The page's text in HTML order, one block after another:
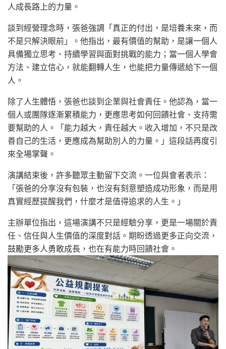
人成長路上的力量。
談到經營理念時，張爸強調「真正的付出，是培養未來，而
不是只解決眼前」。他指出，最有價值的幫助，是讓一個人
具備獨立思考、持續學習與面對挑戰的能力；當一個人學會
方法、建立信心，就能翻轉人生，也能把力量傳遞給下一個
人。
除了人生體悟，張爸也談到企業與社會責任。他認為，當一
個人或團隊逐漸累積能力，更應思考如何回饋社會、支持需
要幫助的人。「能力越大，責任越大。收入增加，不只是改
善自己的生活，更應成為幫助別人的力量。」這段話再度引
來全場掌聲。
演講結束後，許多聽眾主動留下交流。一位與會者表示：
「張爸的分享沒有包裝，也沒有刻意塑造成功形象，而是用
真實經歷提醒我們，什麼才是值得追求的人生。」
主辦單位指出，這場演講不只是經驗分享，更是一場關於責
任、信任與人生價值的深度對話。期盼透過更多正向交流，
鼓勵更多人勇敢成長，也在有能力時回饋社會。